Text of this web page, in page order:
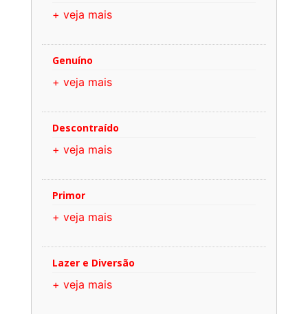
+ veja mais
Genuíno
+ veja mais
Descontraído
+ veja mais
Primor
+ veja mais
Lazer e Diversão
+ veja mais